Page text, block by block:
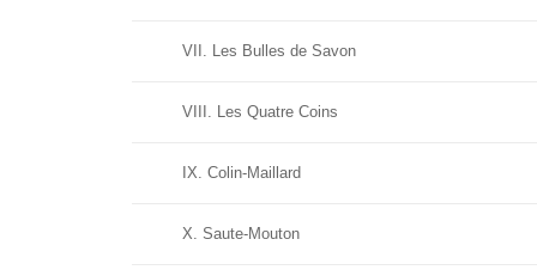
VII. Les Bulles de Savon
VIII. Les Quatre Coins
IX. Colin-Maillard
X. Saute-Mouton